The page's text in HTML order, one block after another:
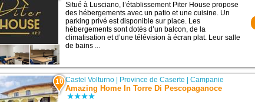
Situé à Lusciano, l’établissement Piter House propose
des hébergements avec un patio et une cuisine. Un
parking privé est disponible sur place. Les
hébergements sont dotés d’un balcon, de la
climatisation et d’une télévision à écran plat. Leur salle
de bains ...
10 Castel Volturno Province de Caserte |Campanie
Amazing Home In Torre Di Pescopaganoce